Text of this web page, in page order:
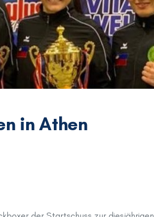
in Athen